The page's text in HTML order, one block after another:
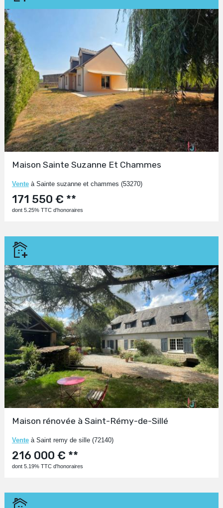
Maison Sainte Suzanne Et Chammes
Venteà Sainte suzanne et chammes (53270)
171 550 € **
dont 5.25% TTC d'honoraires
Maison rénovée à Saint-Rémy-de-Sillé
Venteà Saint remy de sille (72140)
216 000 € **
dont 5.19% TTC d'honoraires